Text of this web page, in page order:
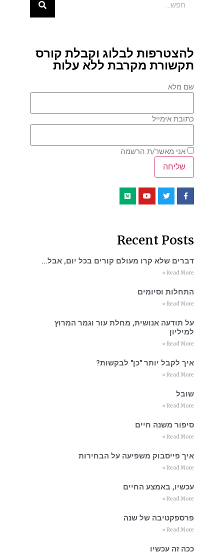
להצטרפות לבלוג וקבלת קורס
תקשורת מקרבת ללא עלות
שם מלא
כתובת אימייל
אני מאשר/ת הרשמה
Recent Posts
דברים שלא קרו מעולם קורים בכל יום, אבל…
Read More »
התחלות וסיומים
Read More »
על תודעה אנושית, מחלת עור וגמר המרוץ
למיליון
Read More »
איך לקבל יותר "כן" לבקשות?
Read More »
שובל
Read More »
סיפור משנה חיים
Read More »
איך פייסבוק משפיעה על הבחירות
Read More »
עכשיו, באמצע החיים
Read More »
פרספקטיבה של שנה
Read More »
ככה זה עכשיו